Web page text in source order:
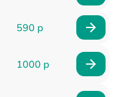
590 р
1000 р